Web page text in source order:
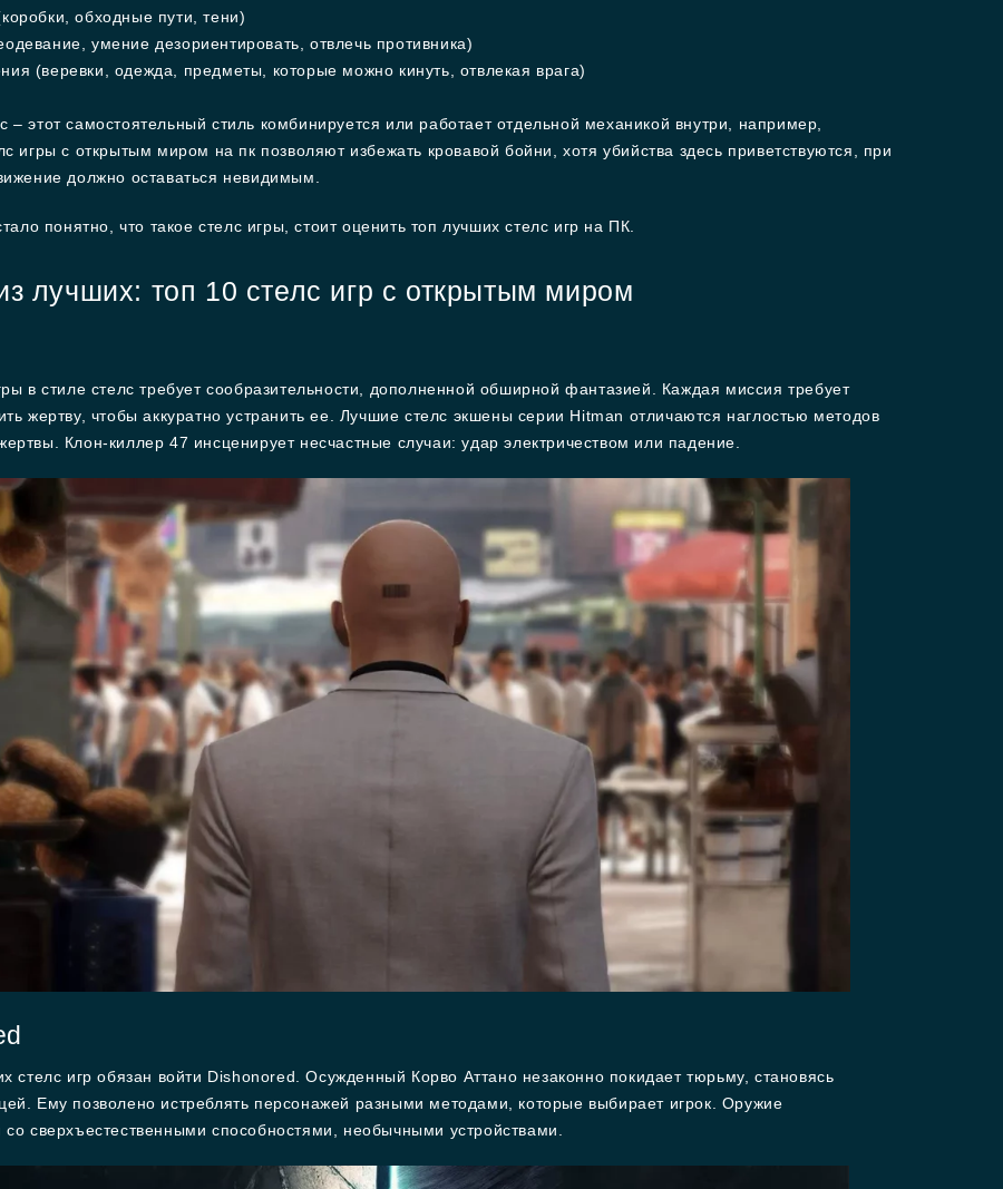
обходные пути, тени)
умение дезориентировать, отвлечь противника)
(веревки, одежда, предметы, которые можно кинуть, отвлекая врага)
этот самостоятельный стиль комбинируется или работает отдельной механикой внутри, например,
игры с открытым миром на пк позволяют избежать кровавой бойни, хотя убийства здесь приветствуются, при
должно оставаться невидимым.
понятно, что такое стелс игры, стоит оценить топ лучших стелс игр на ПК.
лучших: топ 10 стелс игр с открытым миром
в стиле стелс требует сообразительности, дополненной обширной фантазией. Каждая миссия требует
жертву, чтобы аккуратно устранить ее. Лучшие стелс экшены серии Hitman отличаются наглостью методов
Клон-киллер 47 инсценирует несчастные случаи: удар электричеством или падение.
стелс игр обязан войти Dishonored. Осужденный Корво Аттано незаконно покидает тюрьму, становясь
Ему позволено истреблять персонажей разными методами, которые выбирает игрок. Оружие
со сверхъестественными способностями, необычными устройствами.